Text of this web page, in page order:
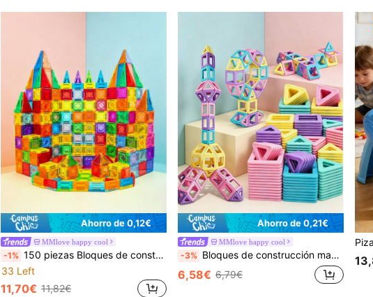
Ahorro de 0,12€
MMlove happy cool
-1% 150 piezas Bloques de construcción magnéticos, Juego de bloques de construcción magnéticos, Bloques de construcción STEM y juguete de aprendizaje Montessori, Adecuado para niños y niñas de 3 años en adelante, niños de jardín de infancia, multicolor
33 Left
11,70€ 11,82€
Ahorro de 0,21€
MMlove happy cool
-3% Bloques de construcción magnéticos, adecuados para niños y niñas. Juego de bloques de construcción de castillo macaron mejorado, adecuado para niños pequeños, cultiva la creatividad STEM, juguete educativo, regalo de cumpleaños perfecto para niños. Colores de accesorios aleatorios, adecuado para niños de 3 años en adelante
6,58€ 6,79€